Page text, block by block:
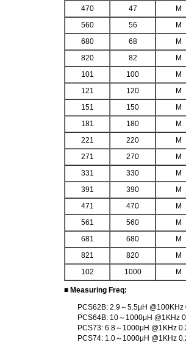
470
47
M
560
56
M
680
68
M
820
82
M
101
100
M
121
120
M
151
150
M
181
180
M
221
220
M
271
270
M
331
330
M
391
390
M
471
470
M
561
560
M
681
680
M
821
820
M
102
1000 M
■ Measuring Freq:
PCS62B: 2.9～5.5μH
PCS64B: 10～1000μH @1KHz
PCS73: 6.8～1000μH @1KHz
PCS74: 1.0～1000μH @1KHz